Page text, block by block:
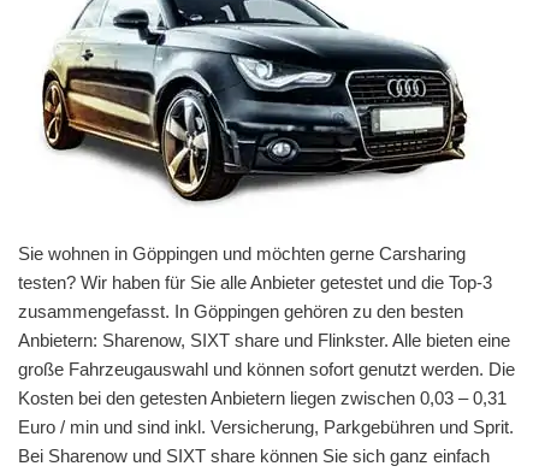
Sie wohnen in Göppingen und möchten gerne Carsharing
testen? Wir haben für Sie alle Anbieter getestet und die Top-3
zusammengefasst. In Göppingen gehören zu den besten
Anbietern: Sharenow, SIXT share und Flinkster. Alle bieten eine
große Fahrzeugauswahl und können sofort genutzt werden. Die
Kosten bei den getesten Anbietern liegen zwischen 0,03 – 0,31
Euro / min und sind inkl. Versicherung, Parkgebühren und Sprit.
Bei Sharenow und SIXT share können Sie sich ganz einfach